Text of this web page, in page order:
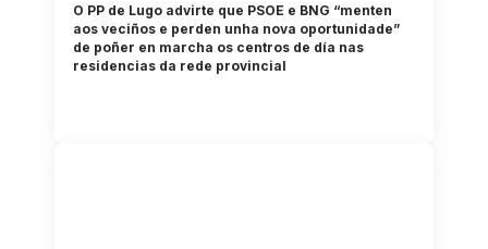
O PP de Lugo advirte que PSOE e BNG “menten
aos veciños e perden unha nova oportunidade”
de poñer en marcha os centros de día nas
residencias da rede provincial